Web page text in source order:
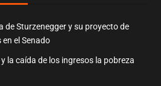
de Sturzenegger y su proyecto de
el Senado
la caída de los ingresos la pobreza